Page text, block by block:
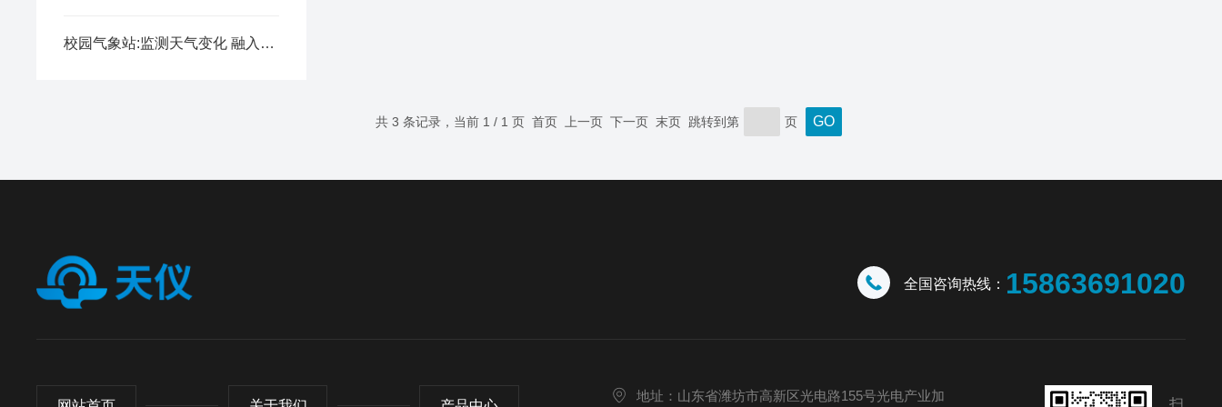
校园气象站:监测天气变化 融入科学教育
共 3 条记录，当前 1 / 1 页 首页 上一页 下一页 末页 跳转到第 页
全国咨询热线： 15863691020
地址：山东省潍坊市高新区光电路155号光电产业加
扫